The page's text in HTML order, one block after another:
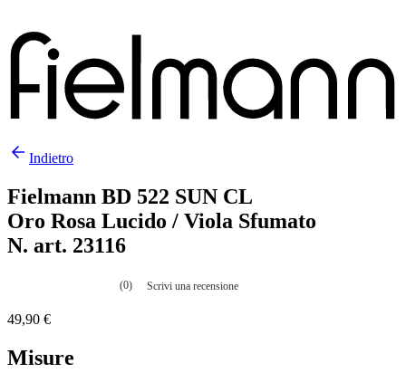
Indietro
Fielmann BD 522 SUN CL
Oro Rosa Lucido / Viola Sfumato
N. art. 23116
La
media
è
(0) Scrivi una recensione
49,90 €
Misure